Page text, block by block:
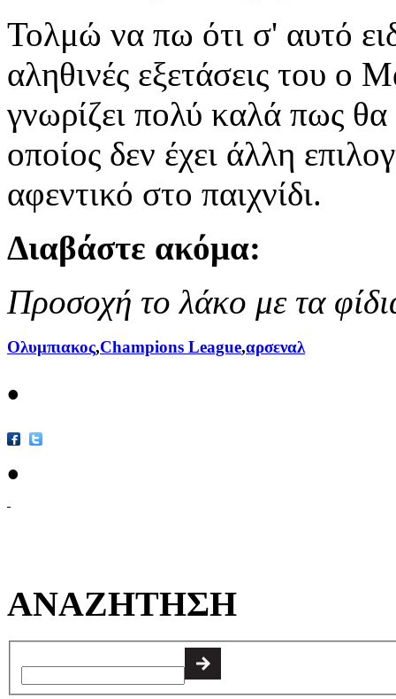
Τολμώ να πω ότι σ' αυτό
αληθινές εξετάσεις του
γνωρίζει πολύ καλά πως
οποίος δεν έχει άλλη
αφεντικό στο παιχνίδι.
Διαβάστε ακόμα:
Προσοχή το λάκο με τα
Ολυμπιακος,Champions League,αρσεναλ
•
•
ΑΝΑΖΗΤΗΣΗ